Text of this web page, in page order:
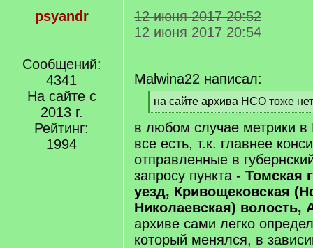
psyandr
Сообщений:
4341
На сайте с
2013 г.
Рейтинг:
1994
12 июня 2017 20:52
12 июня 2017 20:54
Malwina22 написал:
[
q
]
на сайте архива НСО тоже
[
/
q
]
в любом случае метрики в
все есть, т.к. главнее
отправленные в
запросу пункта - Томская
уезд, Кривощековская
Николаевская) волость,
архиве сами легко
который менялся, в